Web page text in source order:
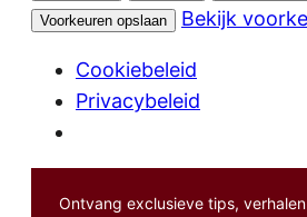
Voorkeuren opslaan
Bekijk
Cookiebeleid
Privacybeleid
Ontvang exclusieve tips,